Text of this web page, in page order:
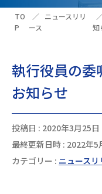
TO
P
ニュースリリ
ース
知
執行役員の委
お知らせ
投稿日 : 2020年3月25日
最終更新日時 : 2022年5
カテゴリー : ニュースリ